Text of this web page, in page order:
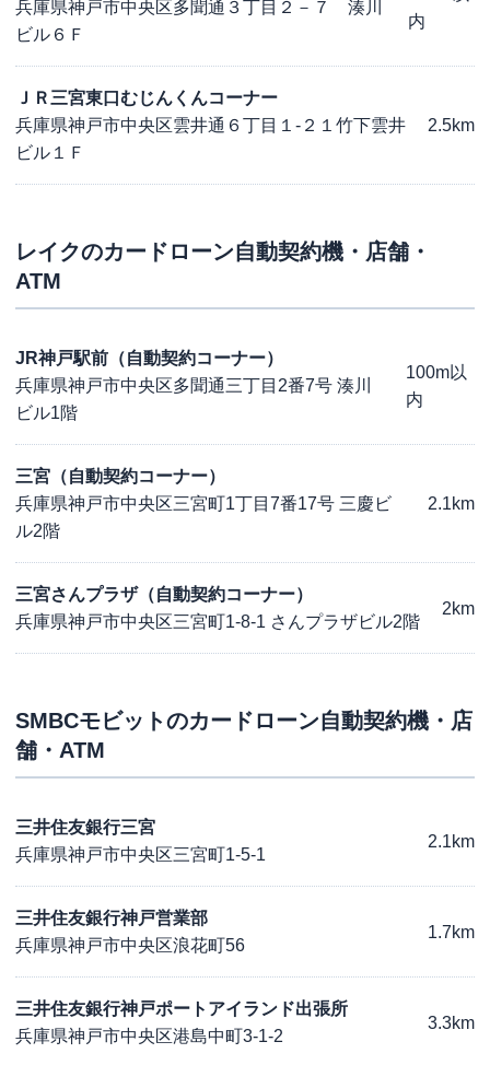
兵庫県神戸市中央区多聞通３丁目２－７ 湊川
ビル６Ｆ
内
ＪＲ三宮東口むじんくんコーナー
兵庫県神戸市中央区雲井通６丁目１-２１竹下雲井
ビル１Ｆ
2.5km
レイクのカードローン自動契約機・店舗・
ATM
JR神戸駅前（自動契約コーナー）
兵庫県神戸市中央区多聞通三丁目2番7号 湊川
ビル1階
100m以
内
三宮（自動契約コーナー）
兵庫県神戸市中央区三宮町1丁目7番17号 三慶ビ
ル2階
2.1km
三宮さんプラザ（自動契約コーナー）
兵庫県神戸市中央区三宮町1-8-1 さんプラザビル2階
2km
SMBCモビットのカードローン自動契約機・店
舗・ATM
三井住友銀行三宮
兵庫県神戸市中央区三宮町1-5-1
2.1km
三井住友銀行神戸営業部
兵庫県神戸市中央区浪花町56
1.7km
三井住友銀行神戸ポートアイランド出張所
兵庫県神戸市中央区港島中町3-1-2
3.3km